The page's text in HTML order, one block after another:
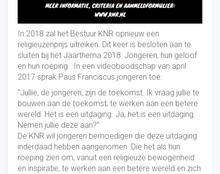
In 2018 zal het Bestuur KNR opnieuw een
religieuzenprijs uitreiken. Dit keer is besloten aan te
sluiten bij het Jaarthema 2018: Jongeren, hun geloof
en hun roeping. In een videoboodschap van april
2017 sprak Paus Franciscus jongeren toe:
“Jullie, de jongeren, zijn de toekomst. Ik vraag jullie te
bouwen aan de toekomst, te werken aan een betere
wereld. Het is een uitdaging. Ja, het is een uitdaging.
Nemen jullie deze aan?”
De KNR wil jongeren bemoedigen die deze uitdaging
inderdaad hebben aangenomen. Die het als hun
roeping zien om, vanuit een religieuze bewogenheid
en inspiratie, te werken aan een betere wereld en zich